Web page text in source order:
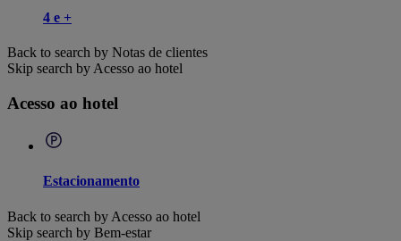
4 e +
Back to search by Notas de clientes
Skip search by Acesso ao hotel
Acesso ao hotel
Estacionamento
Back to search by Acesso ao hotel
Skip search by Bem-estar